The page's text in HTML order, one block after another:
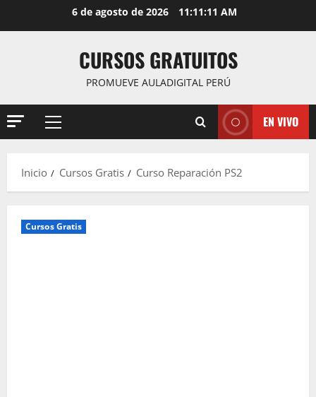
6 de agosto de 2026 11:11:12 AM
CURSOS GRATUITOS
PROMUEVE AULADIGITAL PERÚ
Menú
EN VIVO
Inicio Cursos Gratis Curso Reparación PS2
Cursos Gratis